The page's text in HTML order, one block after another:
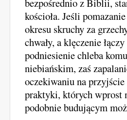
bezpośrednio z Biblii,
kościoła. Jeśli
okresu skruchy za
chwały, a klęczenie
podniesienie chleba
niebiańskim, zaś
oczekiwaniu na
praktyki, których wprost
podobnie budującym